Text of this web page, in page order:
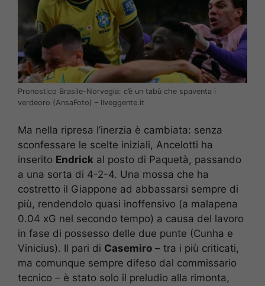
Pronostico Brasile-Norvegia: c’è un tabù che spaventa i
verdeoro (AnsaFoto) – Ilveggente.it
Ma nella ripresa l’inerzia è cambiata: senza
sconfessare le scelte iniziali, Ancelotti ha
inserito Endrick al posto di Paquetà, passando
a una sorta di 4-2-4. Una mossa che ha
costretto il Giappone ad abbassarsi sempre di
più, rendendolo quasi inoffensivo (a malapena
0.04 xG nel secondo tempo) a causa del lavoro
in fase di possesso delle due punte (Cunha e
Vinicius). Il pari di Casemiro – tra i più criticati,
ma comunque sempre difeso dal commissario
tecnico – è stato solo il preludio alla rimonta,